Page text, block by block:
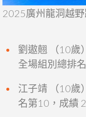
2025廣州龍洞越
劉遨翹 （10歲
全場組別總排
江子靖 （10歲
名第10，成績